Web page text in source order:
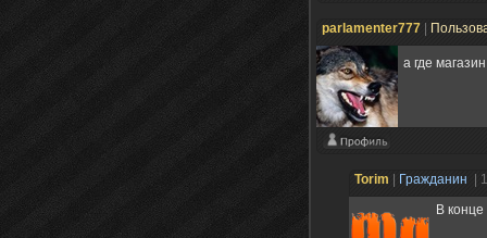
parlamenter777
а где
Torim Гражданин
|
В